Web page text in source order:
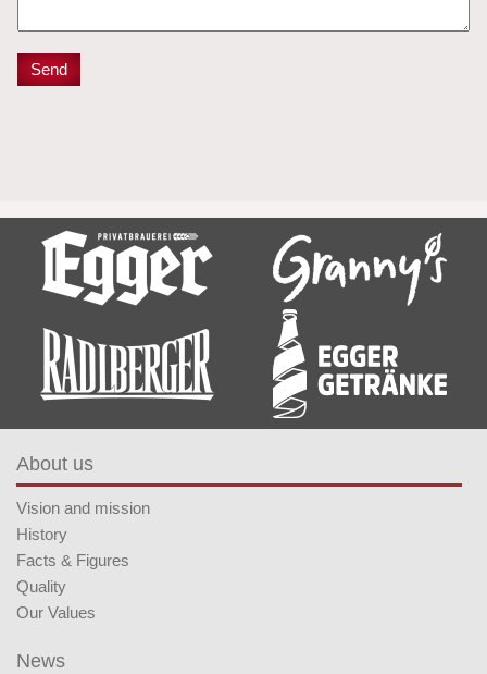
About us
Vision and mission
History
Facts & Figures
Quality
Our Values
News